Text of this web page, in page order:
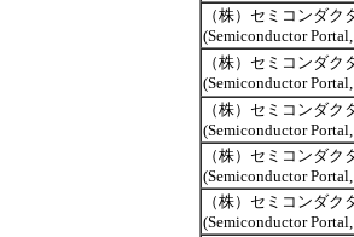
（株）セミコンダク
(Semiconductor
（株）セミコンダク
(Semiconductor
（株）セミコンダク
(Semiconductor
（株）セミコンダク
(Semiconductor
（株）セミコンダク
(Semiconductor